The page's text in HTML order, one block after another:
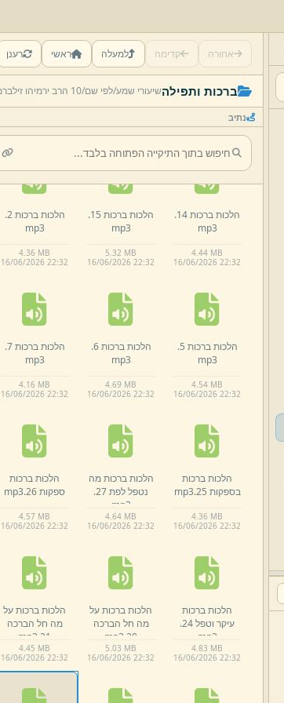
אחורה קדימה למעלה ראשי רענן
ברכות ותפילהשיעורי שמע/לפי שם/10 הרב ירמיהו זילברמן/
נתיב
mp3
16/06/2026 22:32
mp3
16/06/2026 22:32
mp3
16/06/2026 22:32
הלכות ברכות 14.
mp3
4.44 MB
16/06/2026 22:32
הלכות ברכות 15.
mp3
5.32 MB
16/06/2026 22:32
הלכות ברכות 2.
mp3
4.36 MB
16/06/2026 22:32
הלכות ברכות 5.
mp3
4.54 MB
16/06/2026 22:32
הלכות ברכות 6.
mp3
4.69 MB
16/06/2026 22:32
הלכות ברכות 7.
mp3
4.16 MB
16/06/2026 22:32
הלכות ברכות
בספקות 25.
mp3
4.36 MB
16/06/2026 22:32
הלכות ברכות מה
נטפל לפת 27.
mp3
4.64 MB
16/06/2026 22:32
הלכות ברכות
ספקות 26.
mp3
4.57 MB
16/06/2026 22:32
הלכות ברכות
עיקר וטפל 24.
mp3
4.83 MB
16/06/2026 22:32
הלכות ברכות על
מה חל הברכה
20.
mp3
5.03 MB
16/06/2026 22:32
הלכות ברכות על
מה חל הברכה
21.
mp3
4.45 MB
16/06/2026 22:32